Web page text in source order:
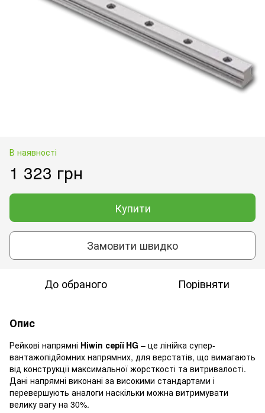
В наявності
1 323 грн
Купити
Замовити швидко
До обраного Порівняти
Опис
Рейкові напрямні Hiwin серії HG – це лінійка супер-
вантажопідйомних напрямних, для верстатів, що вимагають
від конструкції максимальної жорсткості та витривалості.
Дані напрямні виконані за високими стандартами і
перевершують аналоги наскільки можна витримувати
велику вагу на 30%.